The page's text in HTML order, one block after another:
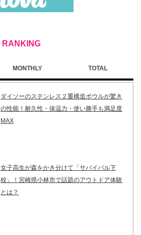
MONTHLY TOTAL
ダイソーのステンレス２重構造ボウルが驚き
の性能！耐久性・保温力・使い勝手も満足度
MAX
女子高生が森をかき分けて「サバイバル下
校」！宮崎県小林市で話題のアウトドア体験
とは？